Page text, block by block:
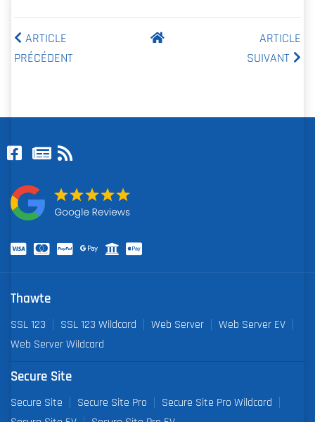
ARTICLE
PRÉCÉDENT
ARTICLE
SUIVANT
Thawte
SSL 123 SSL 123 Wildcard Web Server
Web Server EV
Web Server Wildcard
Secure Site
Secure Site Secure Site Pro
Secure Site Pro Wildcard